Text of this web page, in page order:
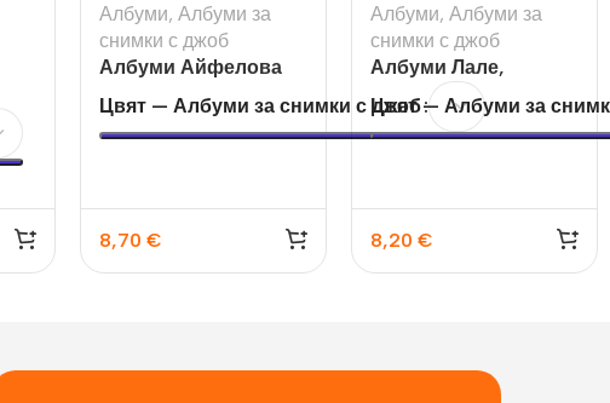
Албуми, Албуми за
снимки с джоб
Албуми Айфелова
кула, фотоапарат
Цвят — Албуми за снимки с джоб
8,70 €
Албуми, Албуми за
снимки с джоб
Албуми Лале,
Слънчоглед за 120бр
Цвят — Албуми за
8,20 €